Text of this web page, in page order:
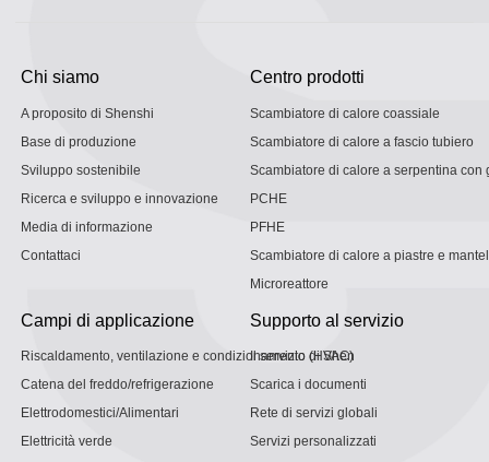
Chi siamo
A proposito di Shenshi
Base di produzione
Sviluppo sostenibile
Ricerca e sviluppo e innovazione
Media di informazione
Contattaci
Centro prodotti
Scambiatore di calore coassiale
Scambiatore di calore a fascio tubiero
Scambiatore di calore a serpentina con
PCHE
PFHE
Scambiatore di calore a piastre e
Microreattore
Campi di applicazione
Riscaldamento, ventilazione e condizionamento (HVAC)
Catena del freddo/refrigerazione
Elettrodomestici/Alimentari
Elettricità verde
Supporto al servizio
Il servizio di Shen
Scarica i documenti
Rete di servizi globali
Servizi personalizzati